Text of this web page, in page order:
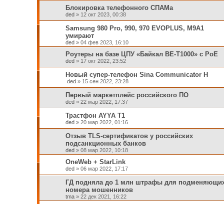
Блокировка телефонного СПАМа
ded » 12 окт 2023, 00:38
Samsung 980 Pro, 990, 970 EVOPLUS, M9A1
умирают
ded » 04 фев 2023, 16:10
Роутеры на базе ЦПУ «Байкал BE-T1000» с РоЕ
ded » 17 окт 2022, 23:52
Новый супер-телефон Sina Communicator H
ded » 15 сен 2022, 23:28
Первый маркетплейс российского ПО
ded » 22 мар 2022, 17:37
Трастфон AYYA T1
ded » 20 мар 2022, 01:16
Отзыв TLS-сертификатов у российских
подсанкционных банков
ded » 08 мар 2022, 10:18
OneWeb + StarLink
ded » 06 мар 2022, 17:17
ГД подняла до 1 млн штрафы для
номера мошенников
tma» 22 дек 2021, 16:22